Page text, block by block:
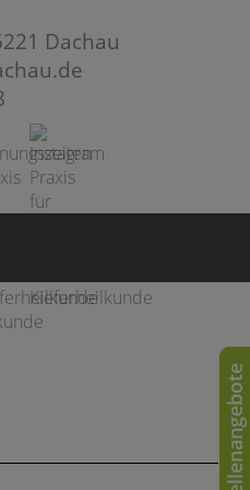
Stellenangebote
Dachau